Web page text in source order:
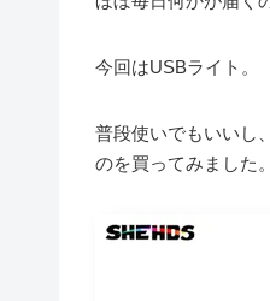
今回はUSBライト。
普段使いでもいいし
のを買ってみました。